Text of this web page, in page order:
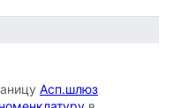
Асп.шлюз